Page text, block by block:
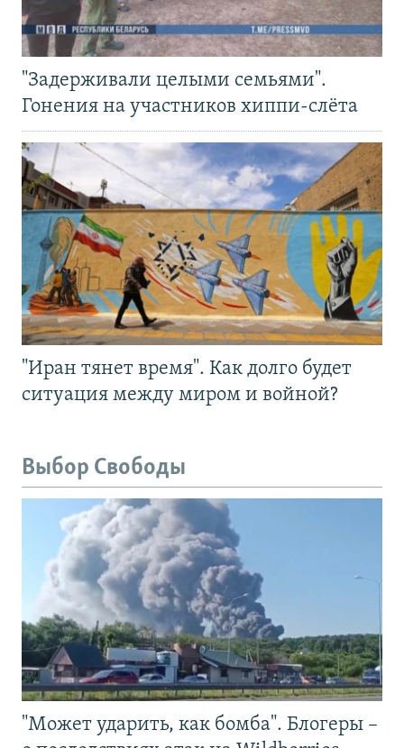
"Задерживали целыми семьями".
Гонения на участников хиппи-слёта
"Иран тянет время". Как долго будет
ситуация между миром и войной?
Выбор Свободы
"Может ударить, как бомба". Блогеры –